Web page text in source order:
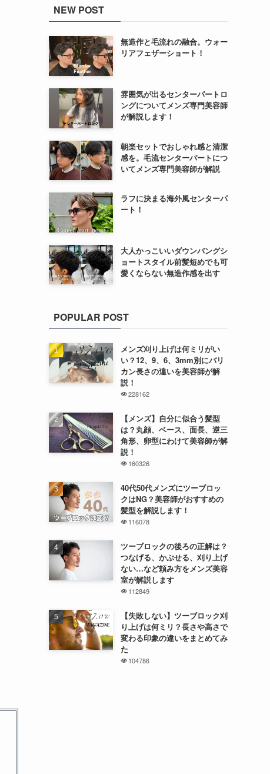
NEW POST
無造作と毛流れの融合。ウォー
リアフェザーショート！
雰囲気が出るセンターパートロ
ングについてメンズ専門美容師
が解説します！
朝楽セットでおしゃれ感と清潔
感を。毛流センターパートにつ
いてメンズ専門美容師が解説
ラフに決まる海外風センターパ
ート！
大人かっこいいダウンバングシ
ョートスタイル前髪短めでも可
愛くならない無造作感を出す
POPULAR POST
メンズ刈り上げは何ミリがい
い？12、9、6、3mm別にバリ
カン長さの違いを美容師が解
説！
228162
【メンズ】自分に似合う髪型
は？丸顔、ベース、面長、逆三
角形、卵型にわけて美容師が解
説！
160326
40代50代メンズにツーブロッ
クはNG？美容師がおすすめの
髪型を解説します！
116078
ツーブロックの後ろの正解は？
つなげる、かぶせる、刈り上げ
ない…など頼み方をメンズ美容
室が解説します
112849
【失敗しない】ツーブロック刈
り上げは何ミリ？長さや高さで
変わる印象の違いをまとめてみ
た
104786